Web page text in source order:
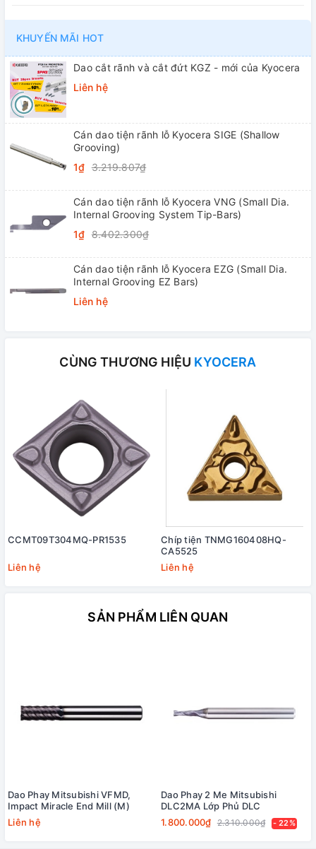
KHUYẾN MÃI HOT
Dao cắt rãnh và cắt đứt KGZ - mới của Kyocera
Liên hệ
Cán dao tiện rãnh lỗ Kyocera SIGE (Shallow
Grooving)
1₫ 3.219.807₫
Cán dao tiện rãnh lỗ Kyocera VNG (Small Dia.
Internal Grooving System Tip-Bars)
1₫ 8.402.300₫
Cán dao tiện rãnh lỗ Kyocera EZG (Small Dia.
Internal Grooving EZ Bars)
Liên hệ
CÙNG THƯƠNG HIỆU KYOCERA
CCMT09T304MQ-PR1535
Liên hệ
Chíp tiện TNMG160408HQ-
CA5525
Liên hệ
SẢN PHẨM LIÊN QUAN
Dao Phay Mitsubishi VFMD,
Impact Miracle End Mill (M)
Liên hệ
Dao Phay 2 Me Mitsubishi
DLC2MA Lớp Phủ DLC
1.800.000₫ 2.310.000₫ - 22%